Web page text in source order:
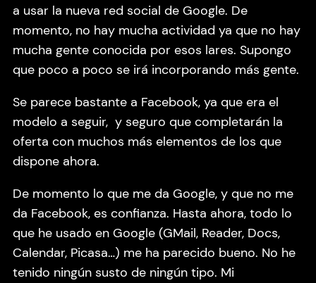
a usar la nueva red social de Google. De
momento, no hay mucha actividad ya que no hay
mucha gente conocida por esos lares. Supongo
que poco a poco se irá incorporando más gente.
Se parece bastante a Facebook, ya que era el
modelo a seguir, y seguro que completarán la
oferta con muchos más elementos de los que
dispone ahora.
De momento lo que me da Google, y que no me
da Facebook, es confianza. Hasta ahora, todo lo
que he usado en Google (GMail, Reader, Docs,
Calendar, Picasa…) me ha parecido bueno. No he
tenido ningún susto de ningún tipo. Mi